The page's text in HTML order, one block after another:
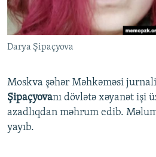
Darya Şipaçyova
Moskva şəhər Məhkəməsi
Şipaçyovanı dövlətə xəyanət işi
azadlıqdan məhrum edib.
yayıb.